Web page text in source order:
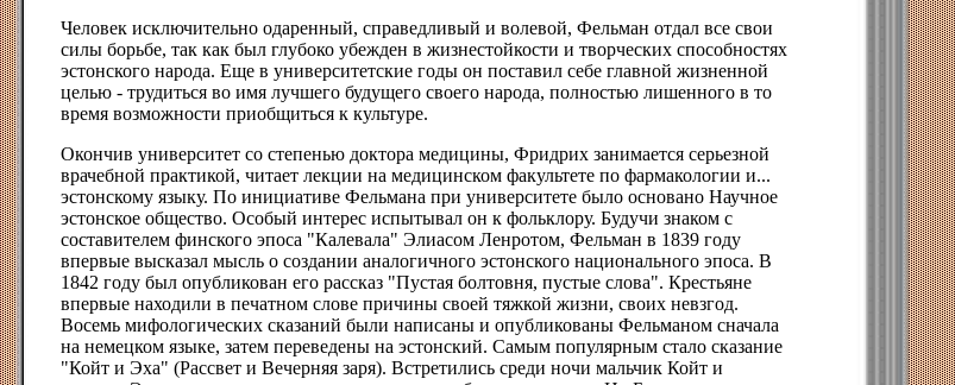
Человек исключительно одаренный, справедливый и волевой, Фельман отдал все свои
силы борьбе, так как был глубоко убежден в жизнестойкости и творческих способностях
эстонского народа. Еще в университетские годы он поставил себе главной жизненной
целью - трудиться во имя лучшего будущего своего народа, полностью лишенного в то
время возможности приобщиться к культуре.
Окончив университет со степенью доктора медицины, Фридрих занимается серьезной
врачебной практикой, читает лекции на медицинском факультете по фармакологии и...
эстонскому языку. По инициативе Фельмана при университете было основано Научное
эстонское общество. Особый интерес испытывал он к фольклору. Будучи знаком с
составителем финского эпоса "Калевала" Элиасом Ленротом, Фельман в 1839 году
впервые высказал мысль о создании аналогичного эстонского национального эпоса. В
1842 году был опубликован его рассказ "Пустая болтовня, пустые слова". Крестьяне
впервые находили в печатном слове причины своей тяжкой жизни, своих невзгод.
Восемь мифологических сказаний были написаны и опубликованы Фельманом сначала
на немецком языке, затем переведены на эстонский. Самым популярным стало сказание
"Койт и Эха" (Рассвет и Вечерняя заря). Встретились среди ночи мальчик Койт и